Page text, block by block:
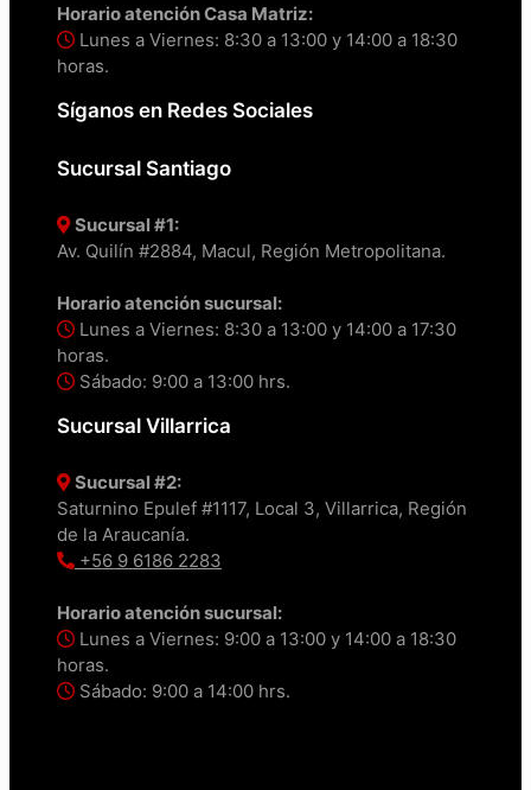
Horario atención Casa Matriz:
Lunes a Viernes: 8:30 a 13:00 y 14:00 a 18:30
horas.
Síganos en Redes Sociales
Sucursal Santiago
Sucursal #1:
Av. Quilín #2884, Macul, Región Metropolitana.
Horario atención sucursal:
Lunes a Viernes: 8:30 a 13:00 y 14:00 a 17:30
horas.
Sábado: 9:00 a 13:00 hrs.
Sucursal Villarrica
Sucursal #2:
Saturnino Epulef #1117, Local 3, Villarrica, Región
de la Araucanía.
+56 9 6186 2283
Horario atención sucursal:
Lunes a Viernes: 9:00 a 13:00 y 14:00 a 18:30
horas.
Sábado: 9:00 a 14:00 hrs.